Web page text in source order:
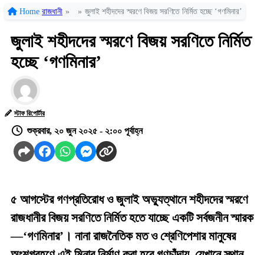
Home রাজধানী » » জুলাই শহীদদের স্মরণে বিজয় সরণিতে নির্মিত হচ্ছে ‘গণমিনার’
জুলাই শহীদদের স্মরণে বিজয় সরণিতে নির্মিত
হচ্ছে ‘গণমিনার’
স্টাফ রিপোর্টার
শুক্রবার, ২০ জুন ২০২৫ - ২:০০ পূর্বাহ্ন
৫ আগস্টের গণপ্রতিরোধ ও জুলাই অভ্যুত্থানে শহীদদের স্মরণে
রাজধানীর বিজয় সরণিতে নির্মিত হতে যাচ্ছে একটি সর্বজনীন স্মারক
—‘গণমিনার’। নানা রাজনৈতিক মত ও শ্রেণিপেশার মানুষের